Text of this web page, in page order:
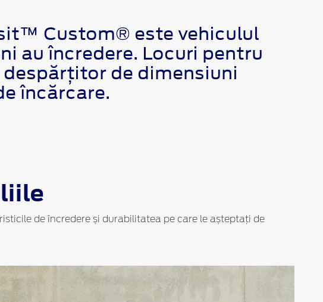
Custom® este vehiculul
au încredere. Locuri pentru
de dimensiuni
încărcare.
de încredere și durabilitatea pe care le așteptați de